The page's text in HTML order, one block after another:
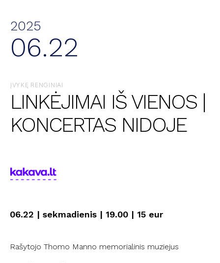
2025
06.22
ĮVYKĘ RENGINIAI
LINKĖJIMAI IŠ VIENOS |
KONCERTAS NIDOJE
06.22 | sekmadienis | 19.00 | 15 eur
Rašytojo Thomo Manno memorialinis muziejus